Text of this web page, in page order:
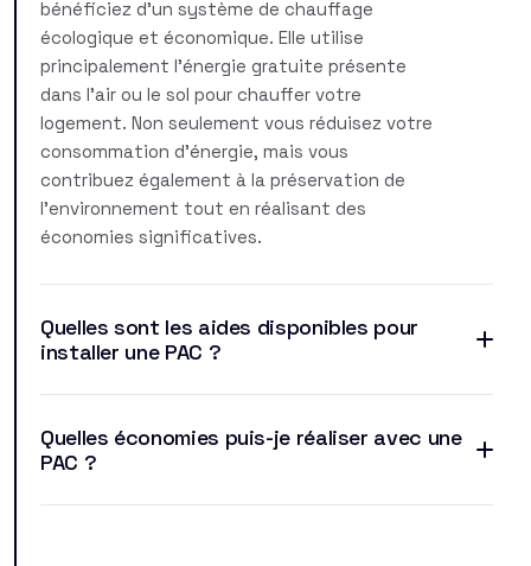
bénéficiez d'un système de chauffage
écologique et économique. Elle utilise
principalement l'énergie gratuite présente
dans l'air ou le sol pour chauffer votre
logement. Non seulement vous réduisez votre
consommation d'énergie, mais vous
contribuez également à la préservation de
l'environnement tout en réalisant des
économies significatives.
Quelles sont les aides disponibles pour
installer une PAC ?
Quelles économies puis-je réaliser avec une
PAC ?